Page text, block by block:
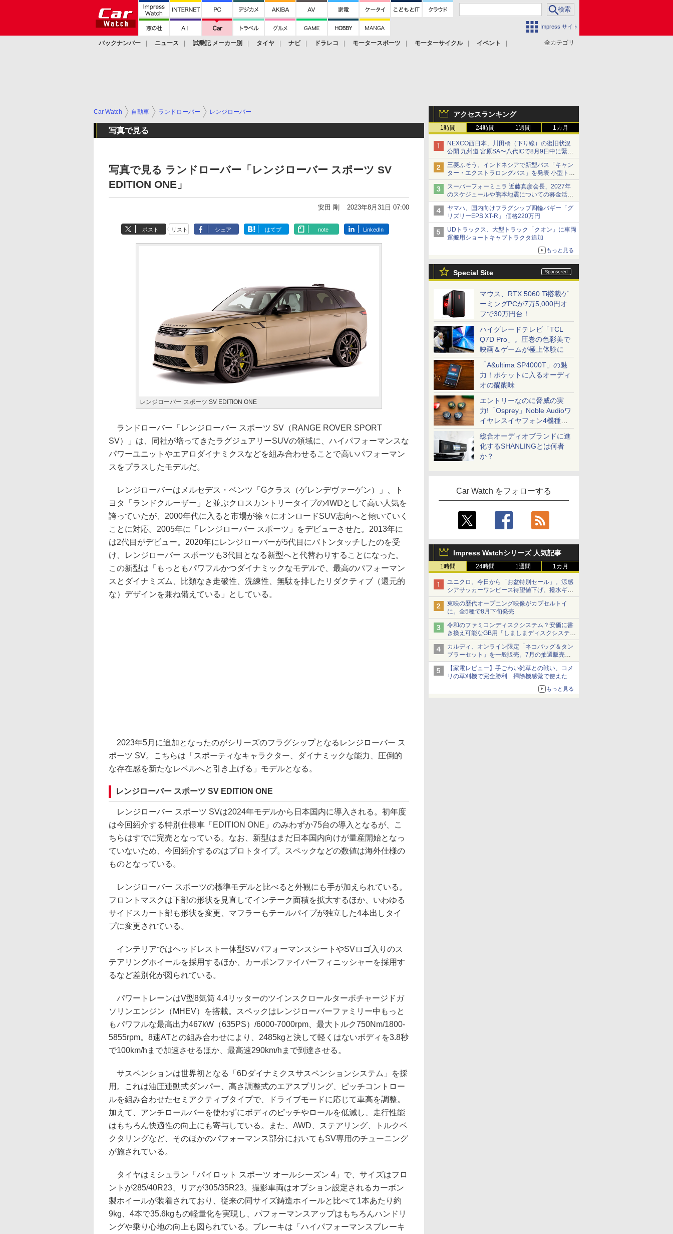
Impress サイト
全カテゴリ
バックナンバー ニュース 試乗記 メーカー別 タイヤ ナビ ドラレコ モータースポーツ モーターサイクル
イベント
アクセスランキング
1時間 24時間 1週間 1カ月
NEXCO西日本、川田橋（下り線）の復旧状況
公開 九州道 宮原SA〜八代ICで8月9日中に緊急
車両を通行可能に
三菱ふそう、インドネシアで新型バス「キャン
ター・エクストラロングバス」を発表 小型トラ
ックベースの観光・旅客輸送向けバス
スーパーフォーミュラ 近藤真彦会長、2027年
のスケジュールや熊本地震についての募金活動
を紹介
ヤマハ、国内向けフラグシップ四輪バギー「グ
リズリーEPS XT-R」 価格220万円
UDトラックス、大型トラック「クオン」に車両
運搬用ショートキャブトラクタ追加
もっと見る
Special Site
マウス、RTX 5060 Ti搭載ゲ
ーミングPCが7万5,000円オ
フで30万円台！
ハイグレードテレビ「TCL
Q7D Pro」。圧巻の色彩美で
映画＆ゲームが極上体験に
「A&ultima SP4000T」の魅
力！ポケットに入るオーディ
オの醍醐味
エントリーなのに脅威の実
力!「Osprey」Noble Audioワ
イヤレスイヤフォン4機種を
一気に聴く
総合オーディオブランドに進
化するSHANLINGとは何者
か？
Car Watch をフォローする
Impress Watchシリーズ 人気記事
1時間 24時間 1週間 1カ月
ユニクロ、今日から「お盆特別セール」。涼感
シアサッカーワンピース待望値下げ、撥水ギア
ショーツは1990円に
東映の歴代オープニング映像がカプセルトイ
に。全5種で8月下旬発売
令和のファミコンディスクシステム？安価に書
き換え可能なGB用「しましまディスクシステ
ム」
カルディ、オンライン限定「ネコバッグ＆タン
ブラーセット」を一般販売。7月の抽選販売の
当選無効分
【家電レビュー】手ごわい雑草との戦い、コメ
リの草刈機で完全勝利 掃除機感覚で使えた
もっと見る
Car Watch 自動車 ランドローバー レンジローバー
写真で見る
写真で見る ランドローバー「レンジローバー スポーツ SV
EDITION ONE」
安田 剛 2023年8月31日 07:00
ポスト リスト シェア はてブ note LinkedIn
レンジローバー スポーツ SV EDITION ONE
ランドローバー「レンジローバー スポーツ SV（RANGE ROVER SPORT
SV）」は、同社が培ってきたラグジュアリーSUVの領域に、ハイパフォーマンスな
パワーユニットやエアロダイナミクスなどを組み合わせることで高いパフォーマン
スをプラスしたモデルだ。
レンジローバーはメルセデス・ベンツ「Gクラス（ゲレンデヴァーゲン）」、ト
ヨタ「ランドクルーザー」と並ぶクロスカントリータイプの4WDとして高い人気を
誇っていたが、2000年代に入ると市場が徐々にオンロードSUV志向へと傾いていく
ことに対応。2005年に「レンジローバー スポーツ」をデビューさせた。2013年に
は2代目がデビュー。2020年にレンジローバーが5代目にバトンタッチしたのを受
け、レンジローバー スポーツも3代目となる新型へと代替わりすることになった。
この新型は「もっともパワフルかつダイナミックなモデルで、最高のパフォーマン
スとダイナミズム、比類なき走破性、洗練性、無駄を排したリダクティブ（還元的
な）デザインを兼ね備えている」としている。
2023年5月に追加となったのがシリーズのフラグシップとなるレンジローバー ス
ポーツ SV。こちらは「スポーティなキャラクター、ダイナミックな能力、圧倒的
な存在感を新たなレベルへと引き上げる」モデルとなる。
レンジローバー スポーツ SV EDITION ONE
レンジローバー スポーツ SVは2024年モデルから日本国内に導入される。初年度
は今回紹介する特別仕様車「EDITION ONE」のみわずか75台の導入となるが、こ
ちらはすでに完売となっている。なお、新型はまだ日本国内向けが量産開始となっ
ていないため、今回紹介するのはプロトタイプ。スペックなどの数値は海外仕様の
ものとなっている。
レンジローバー スポーツの標準モデルと比べると外観にも手が加えられている。
フロントマスクは下部の形状を見直してインテーク面積を拡大するほか、いわゆる
サイドスカート部も形状を変更、マフラーもテールパイプが独立した4本出しタイ
プに変更されている。
インテリアではヘッドレスト一体型SVパフォーマンスシートやSVロゴ入りのス
テアリングホイールを採用するほか、カーボンファイバーフィニッシャーを採用す
るなど差別化が図られている。
パワートレーンはV型8気筒 4.4リッターのツインスクロールターボチャージドガ
ソリンエンジン（MHEV）を搭載。スペックはレンジローバーファミリー中もっと
もパワフルな最高出力467kW（635PS）/6000-7000rpm、最大トルク750Nm/1800-
5855rpm。8速ATとの組み合わせにより、2485kgと決して軽くはないボディを3.8秒
で100km/hまで加速させるほか、最高速290km/hまで到達させる。
サスペンションは世界初となる「6Dダイナミクスサスペンションシステム」を採
用。これは油圧連動式ダンパー、高さ調整式のエアスプリング、ピッチコントロー
ルを組み合わせたセミアクティブタイプで、ドライブモードに応じて車高を調整。
加えて、アンチロールバーを使わずにボディのピッチやロールを低減し、走行性能
はもちろん快適性の向上にも寄与している。また、AWD、ステアリング、トルクベ
クタリングなど、そのほかのパフォーマンス部分においてもSV専用のチューニング
が施されている。
タイヤはミシュラン「パイロット スポーツ オールシーズン 4」で、サイズはフロ
ントが285/40R23、リアが305/35R23。撮影車両はオプション設定されるカーボン
製ホイールが装着されており、従来の同サイズ鋳造ホイールと比べて1本あたり約
9kg、4本で35.6kgもの軽量化を実現し、パフォーマンスアップはもちろんハンドリ
ングや乗り心地の向上も図られている。ブレーキは「ハイパフォーマンスブレーキ